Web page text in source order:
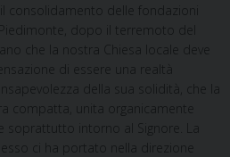
consolidamento delle fondazioni
dopo il terremoto del
che la nostra Chiesa locale deve
di essere una realtà
della sua solidità, che la
compatta, unita organicamente
soprattutto intorno al Signore. La
ci ha portato nella direzione